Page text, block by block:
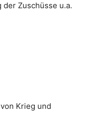
Zuschüsse u.a.
Krieg und